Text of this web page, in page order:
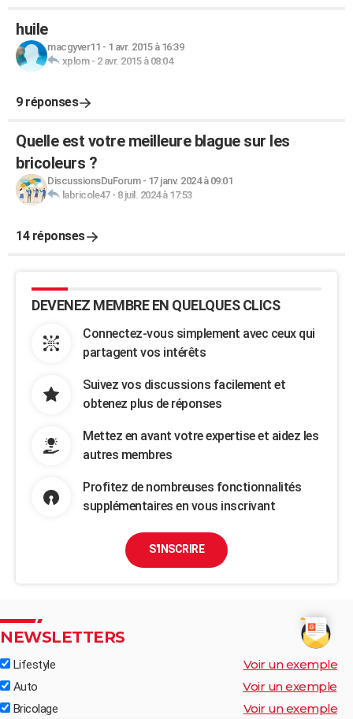
huile
macgyver11 - 1 avr. 2015 à 16:39
xplom- 2 avr. 2015 à 08:04
9 réponses
Quelle est votre meilleure blague sur les
bricoleurs ?
DiscussionsDuForum- 17 janv. 2024 à 09:01
labricole47- 8 juil. 2024 à 17:53
14 réponses
DEVENEZ MEMBRE EN QUELQUES CLICS
Connectez-vous simplement avec ceux qui
partagent vos intérêts
Suivez vos discussions facilement et
obtenez plus de réponses
Mettez en avant votre expertise et aidez les
autres membres
Profitez de nombreuses fonctionnalités
supplémentaires en vous inscrivant
S'INSCRIRE
NEWSLETTERS
Lifestyle Voir un exemple
Auto Voir un exemple
Bricolage Voir un exemple